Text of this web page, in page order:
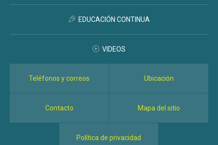
EDUCACIÓN CONTINUA
VIDEOS
Teléfonos y correos Ubicación
Contacto Mapa del sitio
Política de privacidad